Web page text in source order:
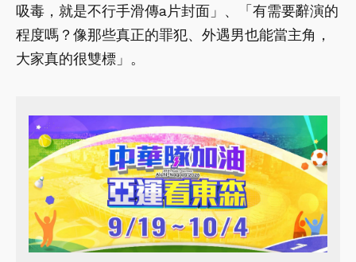
吸毒，就是不行手滑傳a片封面」、「有需要辭演的
程度嗎？像那些真正的罪犯、外遇男也能當主角，
大家真的很雙標」。